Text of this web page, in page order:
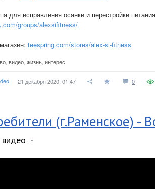
для исправления осанки и перестройки
groups/alexsifitness/
teespring.com/stores/alex-si-fitness
видео жизнь интерес
21 декабря 2020, 01:47 0
(г.Раменское) -